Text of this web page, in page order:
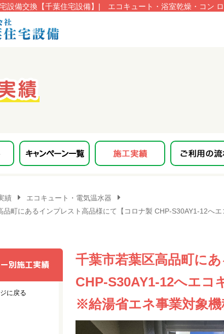
設備交換【千葉住宅設備】| エコキュート・浴室乾燥・コン
績
エコキュート・電気温水器
品町にあるインプレスト高品様にて【コロナ製 CHP-S30AY1-12へ
別施工実績
に戻る
千葉市若葉区高品町に
CHP-S30AY1-12へエコ
※給湯省エネ事業対象機